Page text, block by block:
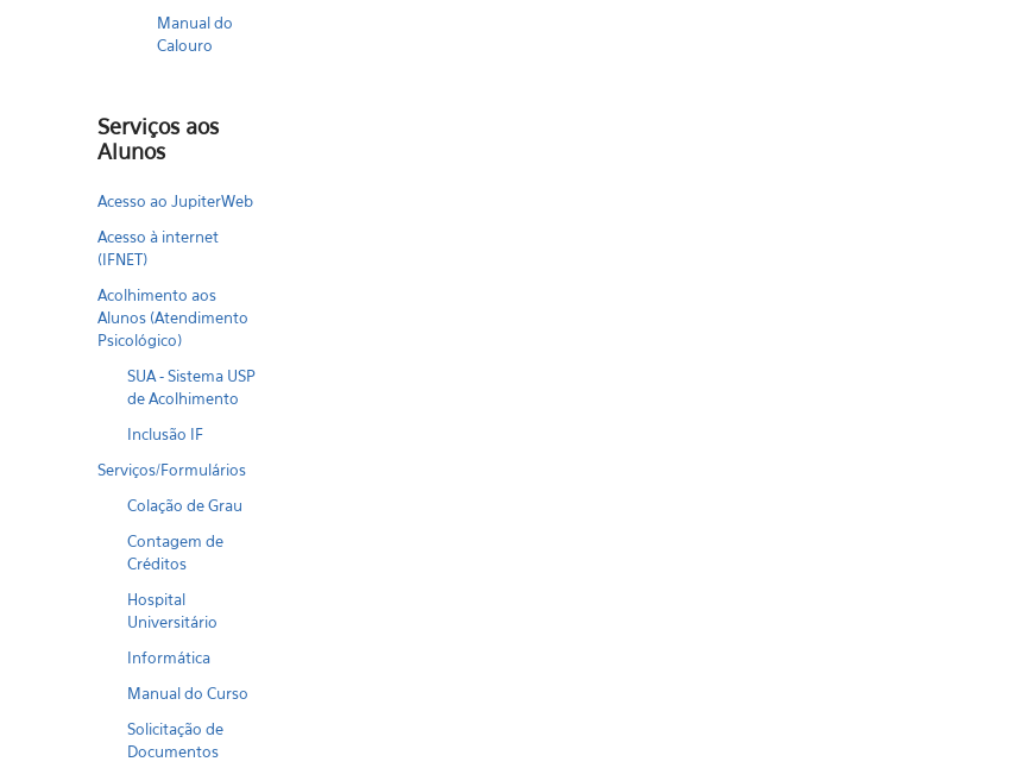
Manual do
Calouro
Serviços aos
Alunos
Acesso ao JupiterWeb
Acesso à internet
(IFNET)
Acolhimento aos
Alunos (Atendimento
Psicológico)
SUA - Sistema USP
de Acolhimento
Inclusão IF
Serviços/Formulários
Colação de Grau
Contagem de
Créditos
Hospital
Universitário
Informática
Manual do Curso
Solicitação de
Documentos